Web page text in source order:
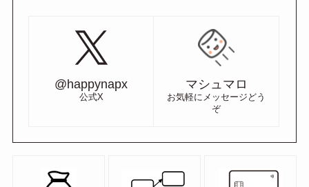
@happynapx
公式X
マシュマロ
お気軽にメッセージどう
ぞ